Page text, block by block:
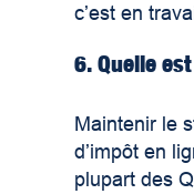
c’est en
6. Quelle
Maintenir le
d’impôt en
plupart des